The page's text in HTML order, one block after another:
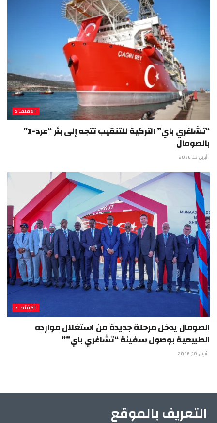
الإقتصاد
“تشاغري باي” التركية للتنقيب تتجه إلى بئر “عرد-1”
بالصومال
أبريل 13, 2026
الإقتصاد
الصومال يدخل مرحلة جديدة من استغلال موارده
الطبيعية بوصول سفينة “تشاغري باي””
أبريل 10, 2026
التعريف بالموقع